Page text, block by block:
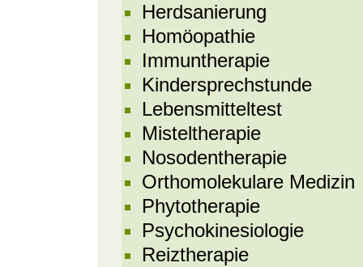
Herdsanierung
Homöopathie
Immuntherapie
Kindersprechstunde
Lebensmitteltest
Misteltherapie
Nosodentherapie
Orthomolekulare Medizin
Phytotherapie
Psychokinesiologie
Reiztherapie